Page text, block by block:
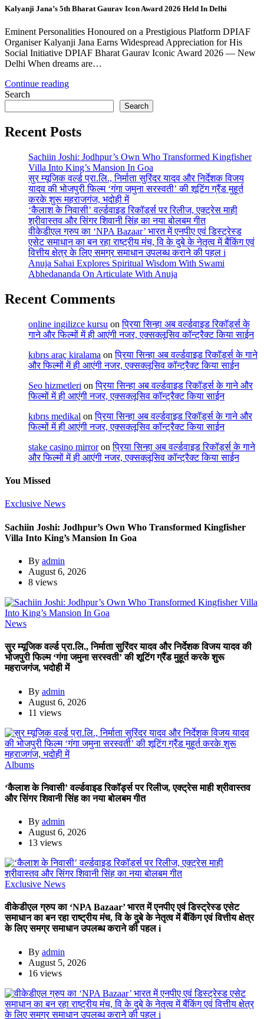
Kalyanji Jana’s 5th Bharat Gaurav Icon Award 2026 Held In Delhi
Eminent Personalities Honoured on a Prestigious Platform DPIAF
Organiser Kalyanji Jana Earns Widespread Appreciation for His
Social Initiative DPIAF Bharat Gaurav Iconic Award 2026 — New
Delhi When dreams are…
Continue reading
Search
Search
Recent Posts
Sachiin Joshi: Jodhpur’s Own Who Transformed Kingfisher
Villa Into King’s Mansion In Goa
सुर म्यूजिक वर्ल्ड प्रा.लि., निर्माता सुरिंदर यादव और निर्देशक विजय
यादव की भोजपुरी फिल्म ‘गंगा जमुना सरस्वती’ की शूटिंग ग्रैंड मुहूर्त
करके शुरू महराजगंज, भदोही में
‘कैलाश के निवासी’ वर्ल्डवाइड रिकॉर्ड्स पर रिलीज, एक्ट्रेस माही
श्रीवास्तव और सिंगर शिवानी सिंह का नया बोलबम गीत
वीकेडीएल ग्रुप का ‘NPA Bazaar’ भारत में एनपीए एवं डिस्ट्रेस्ड
एसेट समाधान का बन रहा राष्ट्रीय मंच, वि के दुबे के नेतृत्व में बैंकिंग एवं
वित्तीय क्षेत्र के लिए समग्र समाधान उपलब्ध कराने की पहल i
Anuja Sahai Explores Spiritual Wisdom With Swami
Abhedananda On Articulate With Anuja
Recent Comments
online ingilizce kursu onप्रिया सिन्हा अब वर्ल्डवाइड रिकॉर्ड्स के
गाने और फिल्मों में ही आएंगी नजर, एक्सक्लूसिव कॉन्ट्रैक्ट किया साईन
kıbrıs araç kiralama onप्रिया सिन्हा अब वर्ल्डवाइड रिकॉर्ड्स के गाने
और फिल्मों में ही आएंगी नजर, एक्सक्लूसिव कॉन्ट्रैक्ट किया साईन
Seo hizmetleri onप्रिया सिन्हा अब वर्ल्डवाइड रिकॉर्ड्स के गाने और
फिल्मों में ही आएंगी नजर, एक्सक्लूसिव कॉन्ट्रैक्ट किया साईन
kıbrıs medikal onप्रिया सिन्हा अब वर्ल्डवाइड रिकॉर्ड्स के गाने और
फिल्मों में ही आएंगी नजर, एक्सक्लूसिव कॉन्ट्रैक्ट किया साईन
stake casino mirroronप्रिया सिन्हा अब वर्ल्डवाइड रिकॉर्ड्स के गाने
और फिल्मों में ही आएंगी नजर, एक्सक्लूसिव कॉन्ट्रैक्ट किया साईन
You Missed
Exclusive News
Sachiin Joshi: Jodhpur’s Own Who Transformed Kingfisher
Villa Into King’s Mansion In Goa
By admin
August 6, 2026
8 views
News
सुर म्यूजिक वर्ल्ड प्रा.लि., निर्माता सुरिंदर यादव और निर्देशक विजय यादव की
भोजपुरी फिल्म ‘गंगा जमुना सरस्वती’ की शूटिंग ग्रैंड मुहूर्त करके शुरू
महराजगंज, भदोही में
By admin
August 6, 2026
11 views
Albums
‘कैलाश के निवासी’ वर्ल्डवाइड रिकॉर्ड्स पर रिलीज, एक्ट्रेस माही श्रीवास्तव
और सिंगर शिवानी सिंह का नया बोलबम गीत
By admin
August 6, 2026
13 views
Exclusive News
वीकेडीएल ग्रुप का ‘NPA Bazaar’ भारत में एनपीए एवं डिस्ट्रेस्ड एसेट
समाधान का बन रहा राष्ट्रीय मंच, वि के दुबे के नेतृत्व में बैंकिंग एवं वित्तीय क्षेत्र
के लिए समग्र समाधान उपलब्ध कराने की पहल i
By admin
August 5, 2026
16 views